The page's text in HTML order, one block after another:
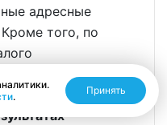
адресные
того, по
предусмотрены
направления.
.
Принять